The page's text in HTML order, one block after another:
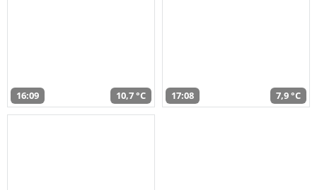
16:09 10,7 °C 17:08 7,9 °C